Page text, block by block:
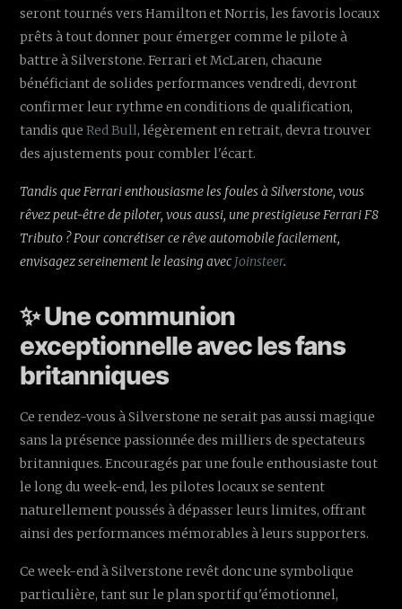
seront tournés vers Hamilton et Norris, les favoris locaux
prêts à tout donner pour émerger comme le pilote à
battre à Silverstone. Ferrari et McLaren, chacune
bénéficiant de solides performances vendredi, devront
confirmer leur rythme en conditions de qualification,
tandis queRed Bull, légèrement en retrait, devra trouver
des ajustements pour combler l'écart.
Tandis que Ferrari enthousiasme les foules à Silverstone, vous
rêvez peut-être de piloter, vous aussi, une prestigieuse Ferrari F8
Tributo ? Pour concrétiser ce rêve automobile facilement,
envisagez sereinement le leasing avec Joinsteer.
✨ Une communion
exceptionnelle avec les fans
britanniques
Ce rendez-vous à Silverstone ne serait pas aussi magique
sans la présence passionnée des milliers de spectateurs
britanniques. Encouragés par une foule enthousiaste tout
le long du week-end, les pilotes locaux se sentent
naturellement poussés à dépasser leurs limites, offrant
ainsi des performances mémorables à leurs supporters.
Ce week-end à Silverstone revêt donc une symbolique
particulière, tant sur le plan sportif qu'émotionnel,